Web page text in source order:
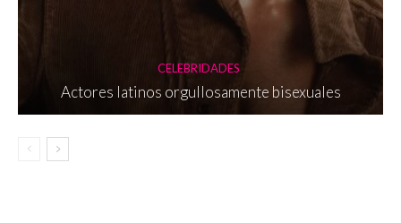
CELEBRIDADES
Actores latinos orgullosamente bisexuales